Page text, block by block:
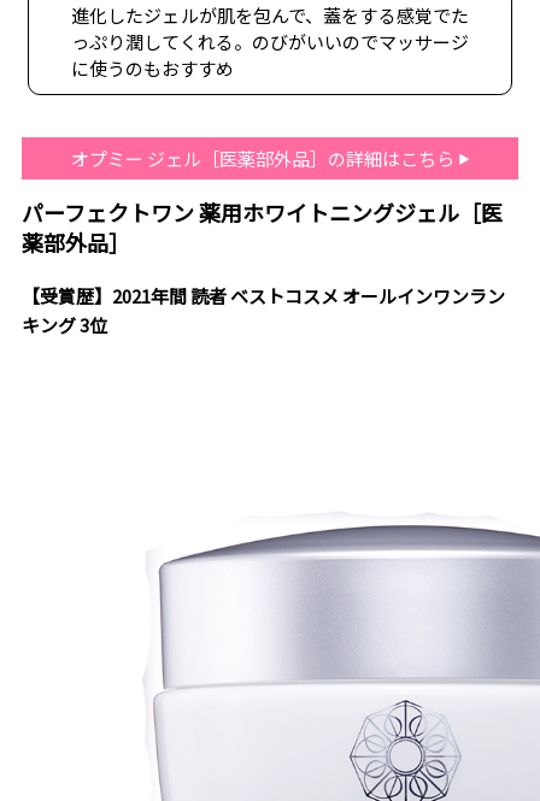
進化したジェルが肌を包んで、蓋をする感覚でた
っぷり潤してくれる。のびがいいのでマッサージ
に使うのもおすすめ
オプミー ジェル［医薬部外品］の詳細はこちら
パーフェクトワン 薬用ホワイトニングジェル［医
薬部外品］
【受賞歴】2021年間 読者 ベストコスメ オールインワンラン
キング 3位